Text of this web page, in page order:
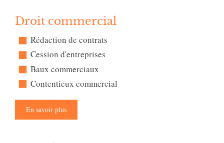
Droit commercial
Rédaction de contrats
Cession d'entreprises
Baux commerciaux
Contentieux commercial
En savoir plus